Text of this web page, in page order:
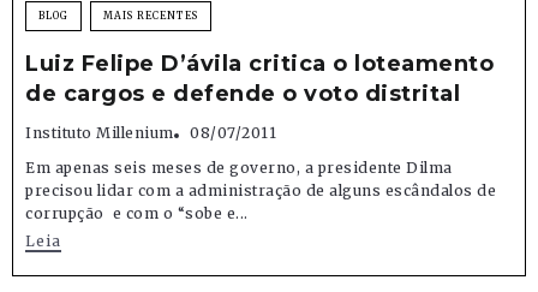
BLOG MAIS RECENTES
Luiz Felipe D’ávila critica o loteamento
de cargos e defende o voto distrital
Instituto Millenium
08/07/2011
Em apenas seis meses de governo, a presidente Dilma
precisou lidar com a administração de alguns escândalos de
corrupção e com o “sobe e...
Leia